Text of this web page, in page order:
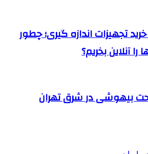
تجهیزات اندازه گیری؛ چطور
را آنلاین بخریم؟
بیهوشی در شرق تهران